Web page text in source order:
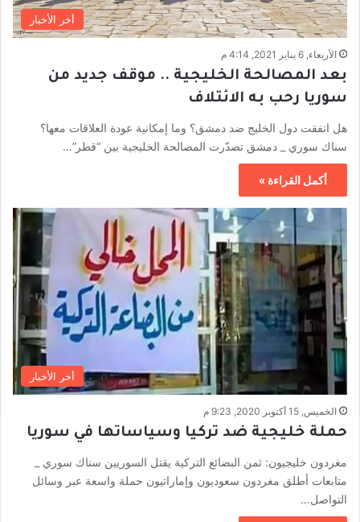
أخر الأخبار
الأربعاء, 6 يناير 2021, 4:14 م
بعد المصالحة الخليجية .. موقف جديد من
سوريا رحب به الائتلاف
هل اتفقت دول الخليج ضد دمشق؟ وما إمكانية عودة العلاقات معها؟
سناك سوري _ دمشق تصدّرت المصالحة الخليجية بين “قطر”…
أكمل القراءة »
أخر الأخبار
الخميس, 15 أكتوبر 2020, 9:23 م
حملة خليجية ضد تركيا وسياساتها في سوريا
مغردون خليجيون: ثمن البضائع التركية يقتل السوريين سناك سوري _
متابعات أطلق مغردون سعوديون وإماراتيون حملة واسعة عبر وسائل
التواصل…